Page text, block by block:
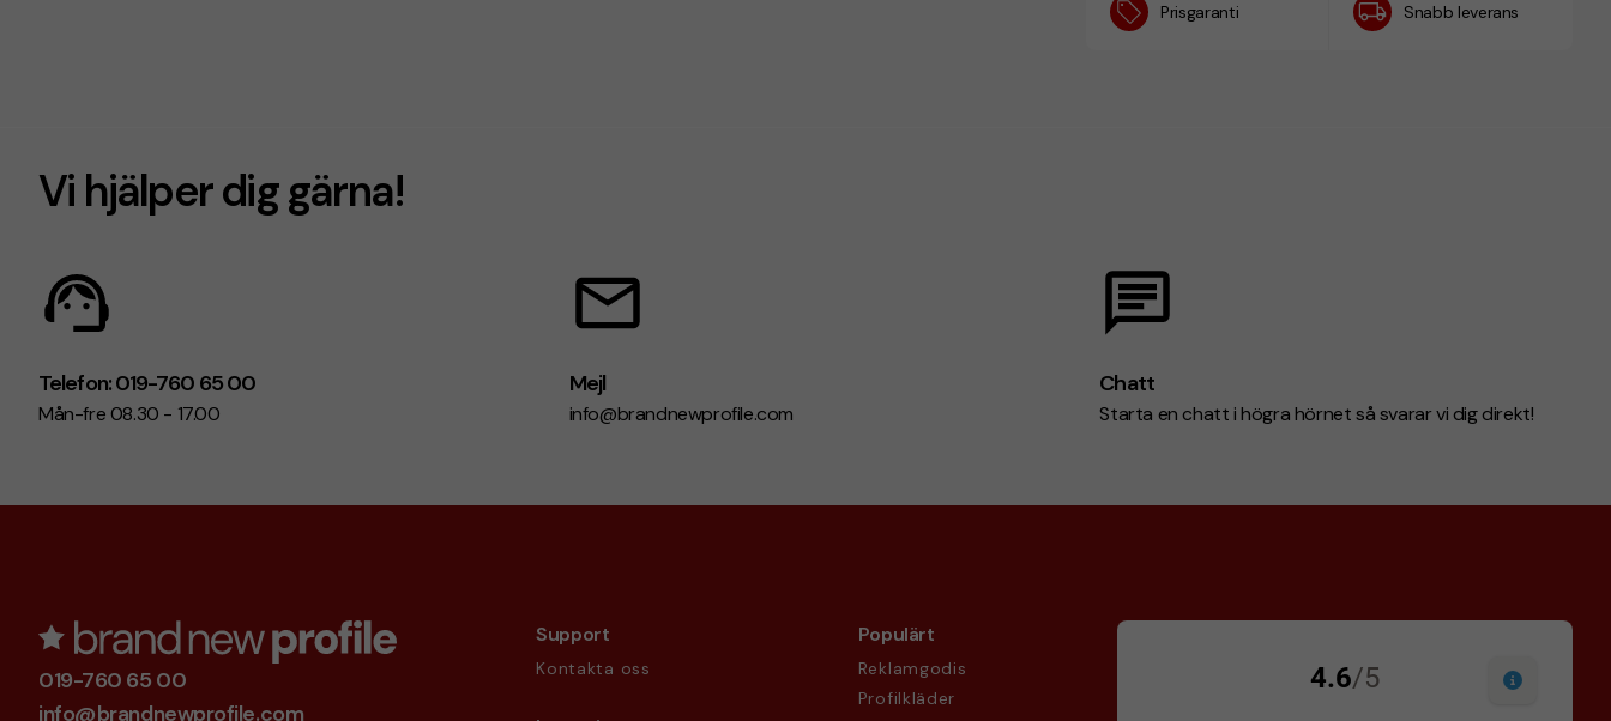
Prisgaranti Snabb leverans
Vi hjälper dig gärna!
Telefon: 019-760 65 00
Mån-fre 08.30 - 17.00
Mejl
info@brandnewprofile.com
Chatt
Starta en chatt i högra hörnet så svarar vi dig direkt!
019-760 65 00
info@brandnewprofile.com
Support
Kontakta oss
Populärt
Reklamgodis
Profilkläder